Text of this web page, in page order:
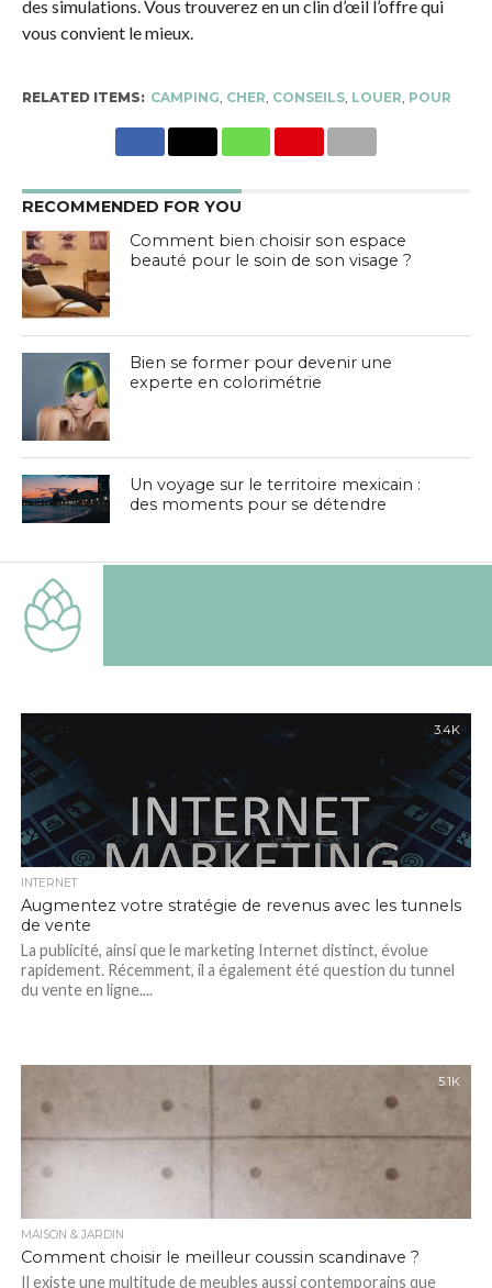
des simulations. Vous trouverez en un clin d’œil l’offre qui
vous convient le mieux.
RELATED ITEMS: CAMPING CHER CONSEILS, LOUER POUR
RECOMMENDED FOR YOU
Comment bien choisir son espace
beauté pour le soin de son visage ?
Bien se former pour devenir une
experte en colorimétrie
Un voyage sur le territoire mexicain :
des moments pour se détendre
3.4K
INTERNET
Augmentez votre stratégie de revenus avec les tunnels
de vente
La publicité, ainsi que le marketing Internet distinct, évolue
rapidement. Récemment, il a également été question du tunnel
du vente en ligne....
5.1K
MAISON & JARDIN
Comment choisir le meilleur coussin scandinave ?
Il existe une multitude de meubles aussi contemporains que